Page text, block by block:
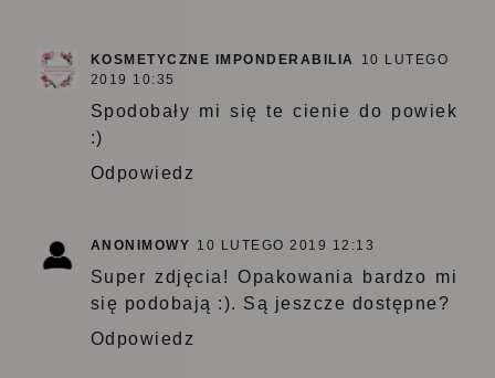
KOSMETYCZNE IMPONDERABILIA
10 LUTEGO
2019 10:35
Spodobały mi się te cienie do powiek
:)
Odpowiedz
ANONIMOWY 10 LUTEGO 2019 12:13
Super zdjęcia! Opakowania bardzo mi
się podobają :). Są jeszcze dostępne?
Odpowiedz